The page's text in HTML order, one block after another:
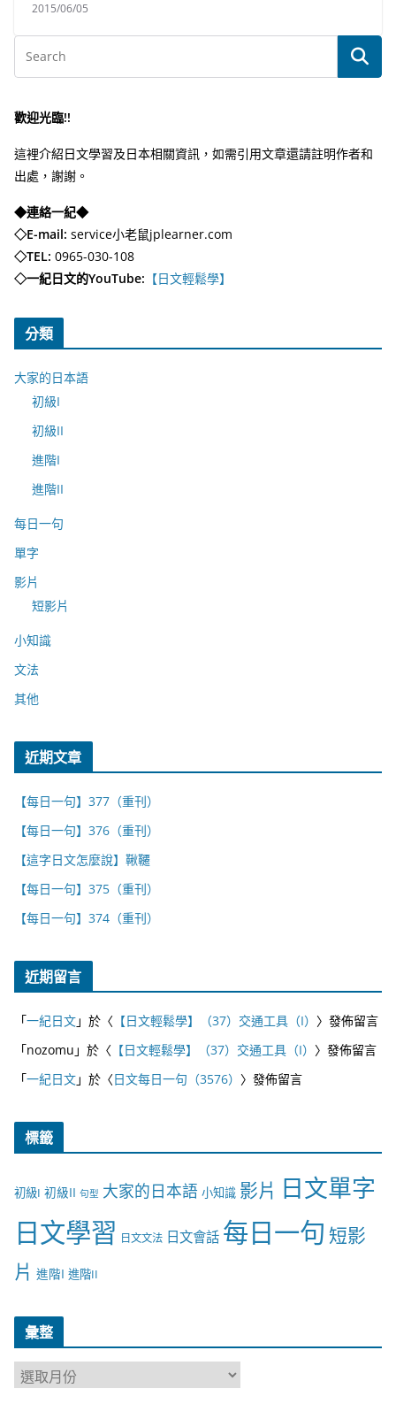
2015/06/05
歡迎光臨!!
這裡介紹日文學習及日本相關資訊，如需引用文章還請註明作者和
出處，謝謝。
◆連絡一紀◆
◇E-mail: service小老鼠jplearner.com
◇TEL: 0965-030-108
◇一紀日文的YouTube: 【日文輕鬆學】
分類
大家的日本語
初級I
初級II
進階I
進階II
每日一句
單字
影片
短影片
小知識
文法
其他
近期文章
【每日一句】377（重刊）
【每日一句】376（重刊）
【這字日文怎麼說】鞦韆
【每日一句】375（重刊）
【每日一句】374（重刊）
近期留言
「一紀日文」於〈 【日文輕鬆學】（37）交通工具（I） 〉發佈留言
「nozomu 」於〈 【日文輕鬆學】（37）交通工具（I） 〉發佈留言
「一紀日文」於〈日文每日一句（3576） 〉發佈留言
標籤
初級I 初級II 句型 大家的日本語 小知識 影片 日文單字
日文學習 日文文法 日文會話 每日一句 短影
片 進階I 進階II
彙整
彙
整